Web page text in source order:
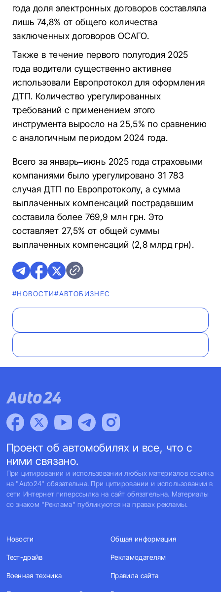
года доля электронных договоров составляла
лишь 74,8% от общего количества
заключенных договоров ОСАГО.
Также в течение первого полугодия 2025
года водители существенно активнее
использовали Европротокол для оформления
ДТП. Количество урегулированных
требований с применением этого
инструмента выросло на 25,5% по сравнению
с аналогичным периодом 2024 года.
Всего за январь–июнь 2025 года страховыми
компаниями было урегулировано 31 783
случая ДТП по Европротоколу, а сумма
выплаченных компенсаций пострадавшим
составила более 769,9 млн грн. Это
составляет 27,5% от общей суммы
выплаченных компенсаций (2,8 млрд грн).
#НОВОСТИ#AВТОБИЗНЕС
Проект об автомобилях и все, что с
ними связано.
При цитировании и использовании любых материалов ссылка
на "Auto24" обязательна. При цитировании и использовании в
сети Интернет гиперссылка на сайт обязательна. Материалы
со знаком "Реклама" публикуются на правах рекламы.
Новости
Тест-драйв
Военная техника
Общая информация
Рекламодателям
Правила сайта